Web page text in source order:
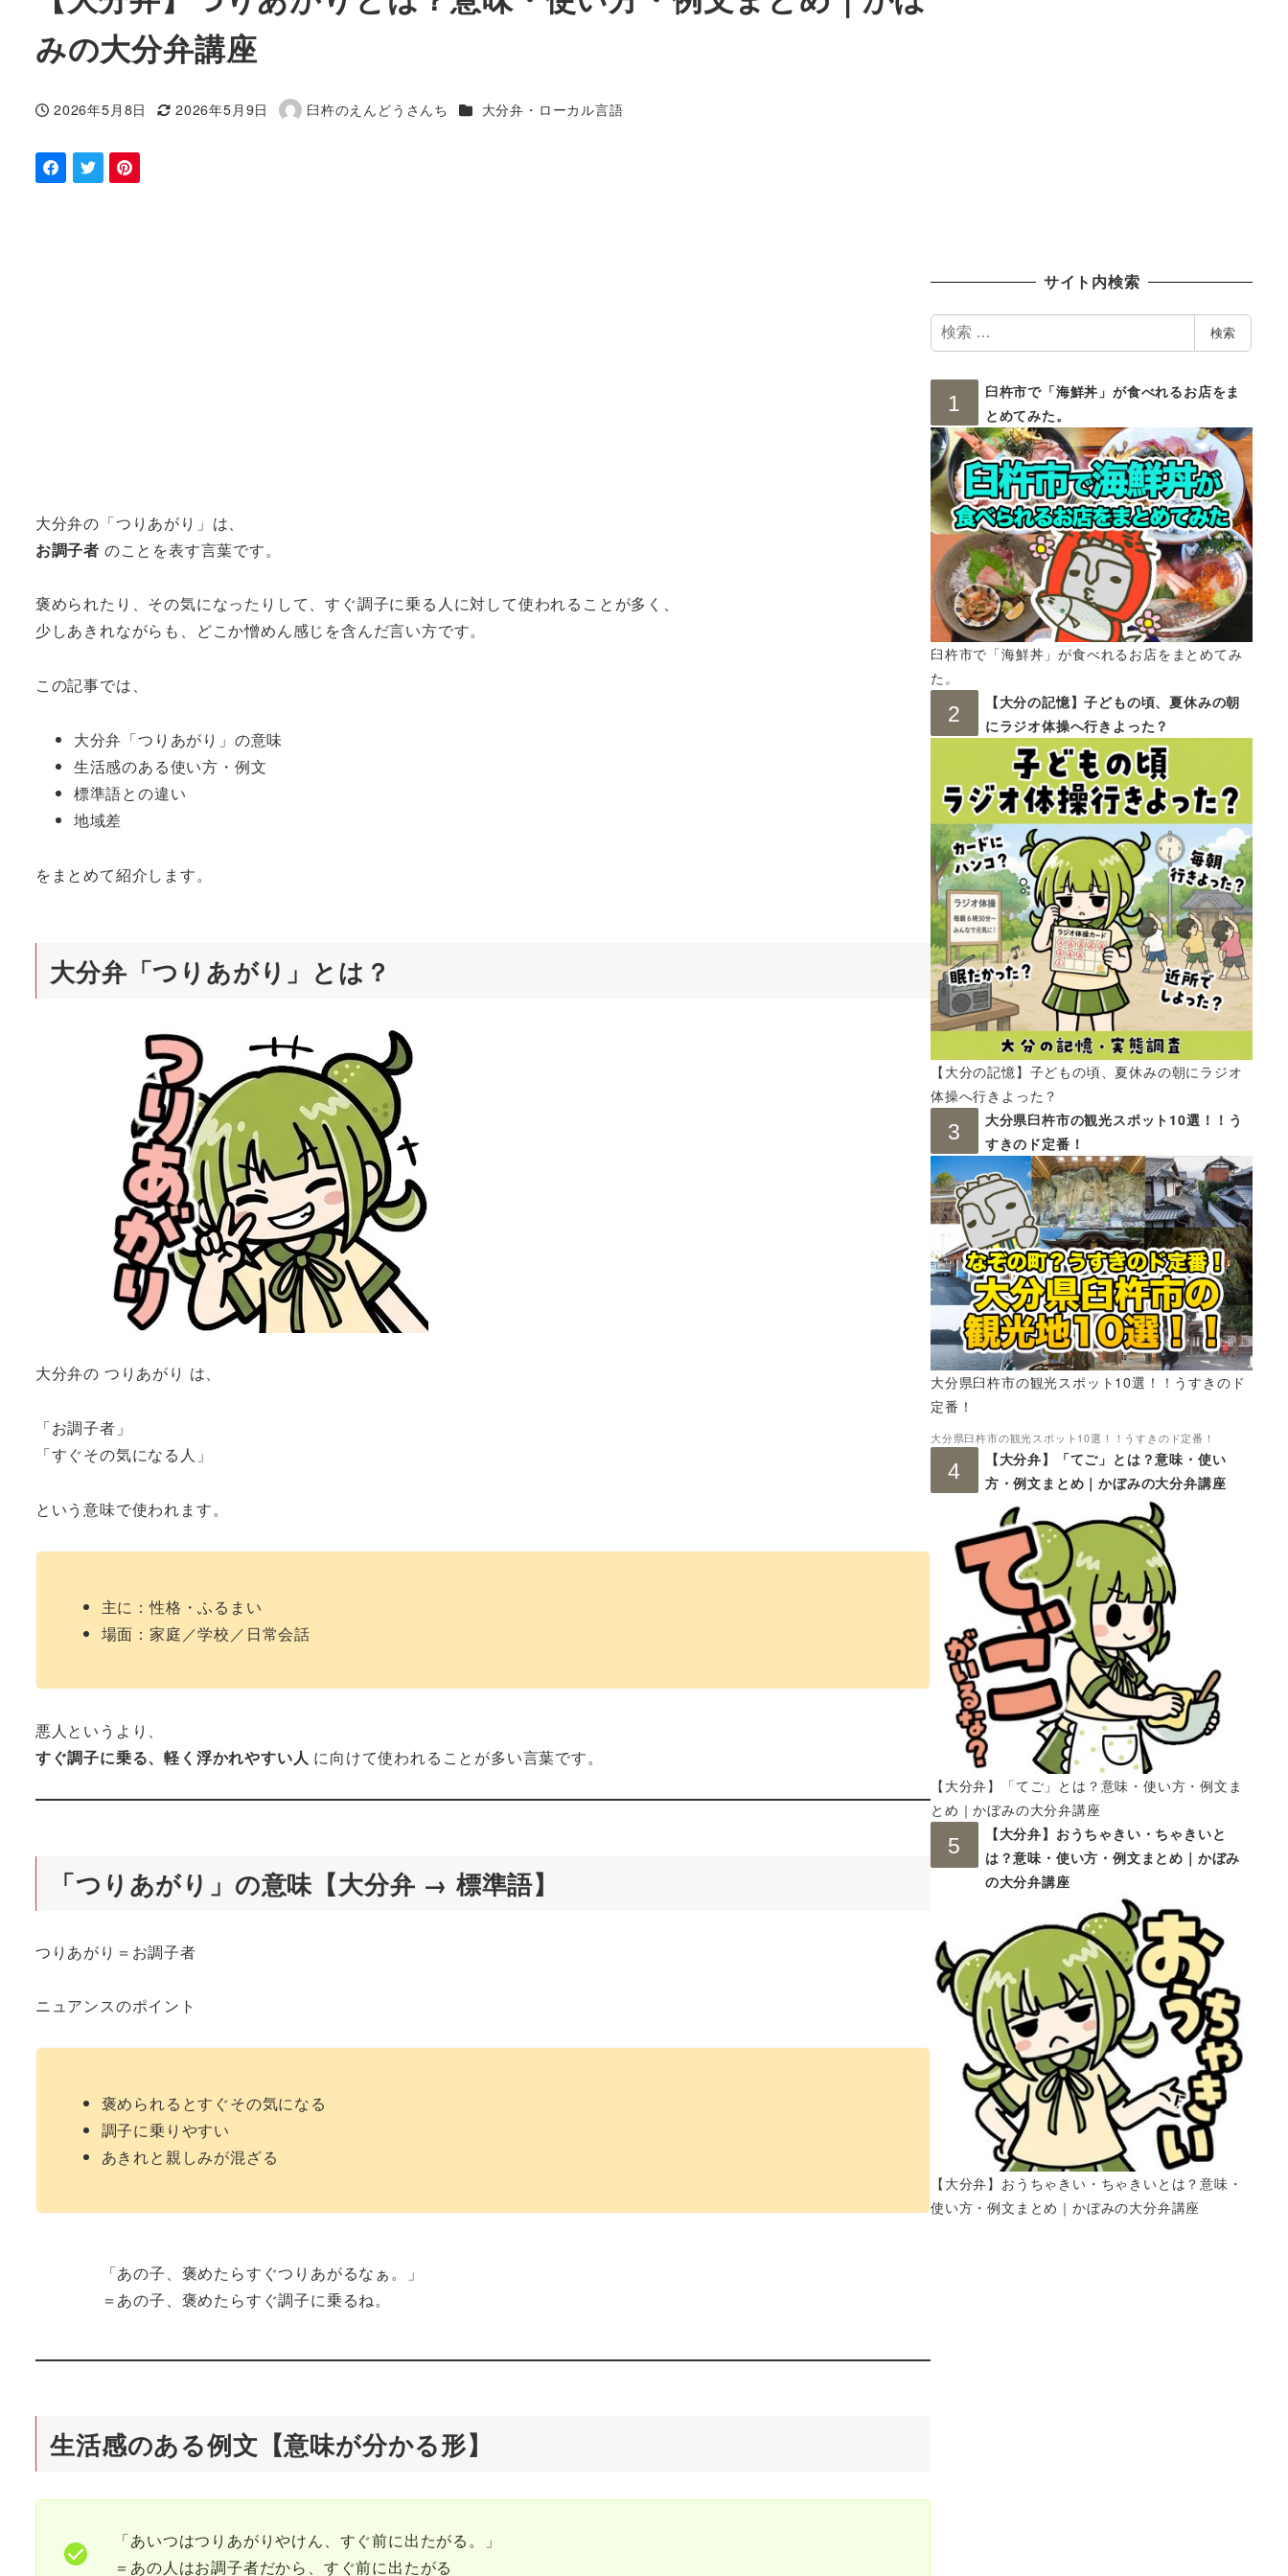
みの大分弁講座
投稿日
2026年5月8日
更新日
2026年5月9日
著
臼杵のえんどうさんち カテゴリー
大分弁・ローカル言語
大分弁の「つりあがり」は、
お調子者 のことを表す言葉です。
褒められたり、その気になったりして、すぐ調子に乗る人に対して使われることが多く、
少しあきれながらも、どこか憎めん感じを含んだ言い方です。
この記事では、
大分弁「つりあがり」の意味
生活感のある使い方・例文
標準語との違い
地域差
をまとめて紹介します。
大分弁「つりあがり」とは？
大分弁の つりあがり は、
「お調子者」
「すぐその気になる人」
という意味で使われます。
主に：性格・ふるまい
場面：家庭／学校／日常会話
悪人というより、
すぐ調子に乗る、軽く浮かれやすい人 に向けて使われることが多い言葉です。
「つりあがり」の意味【大分弁 → 標準語】
つりあがり＝お調子者
ニュアンスのポイント
褒められるとすぐその気になる
調子に乗りやすい
あきれと親しみが混ざる
「あの子、褒めたらすぐつりあがるなぁ。」
＝あの子、褒めたらすぐ調子に乗るね。
生活感のある例文【意味が分かる形】
「あいつはつりあがりやけん、すぐ前に出たがる。」
＝あの人はお調子者だから、すぐ前に出たがる
サイト内検索
検
索
検索
臼杵市で「海鮮丼」が食べれるお店をま
とめてみた。
臼杵市で「海鮮丼」が食べれるお店をまとめてみ
た。
【大分の記憶】子どもの頃、夏休みの朝
にラジオ体操へ行きよった？
【大分の記憶】子どもの頃、夏休みの朝にラジオ
体操へ行きよった？
大分県臼杵市の観光スポット10選！！う
すきのド定番！
大分県臼杵市の観光スポット10選！！うすきのド
定番！
大分県臼杵市の観光スポット10選！！うすきのド定番！
【大分弁】「てご」とは？意味・使い
方・例文まとめ｜かぼみの大分弁講座
【大分弁】「てご」とは？意味・使い方・例文ま
とめ｜かぼみの大分弁講座
【大分弁】おうちゃきい・ちゃきいと
は？意味・使い方・例文まとめ｜かぼみ
の大分弁講座
【大分弁】おうちゃきい・ちゃきいとは？意味・
使い方・例文まとめ｜かぼみの大分弁講座